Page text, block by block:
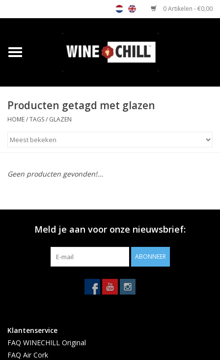
0 Artikelen - €0,00
Home
Relatiegeschenken
Producten getagd met glazen
HOME/TAGS/ GLAZEN
Geen producten gevonden!...
Meld je aan voor onze nieuwsbrief:
ABONNEER
Klantenservice
FAQ WINECHILL Original
FAQ Air Cork